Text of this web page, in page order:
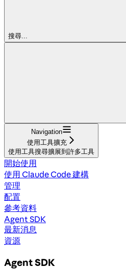
搜尋...
Navigation
使用工具擴充
使用工具搜尋擴展到許多工具
開始使用
使用 Claude Code 建構
管理
配置
參考資料
Agent SDK
最新消息
資源
Agent SDK